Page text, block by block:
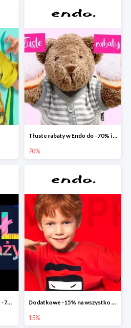
Tłuste rabaty w Endo do -70% i extra -20% na wszystko
70%
Finał wyprzedaży w Endo do -70% Dodatkowe -15% na wszystko z wyprzedaży w Endo
15%